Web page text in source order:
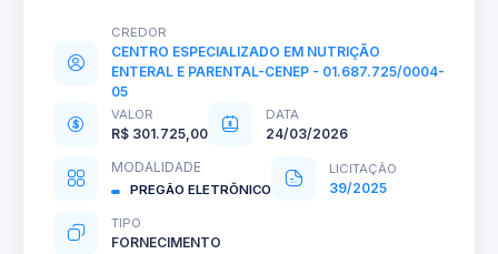
CREDOR
CENTRO ESPECIALIZADO EM NUTRIÇÃO
ENTERAL E PARENTAL-CENEP - 01.687.725/0004-
05
VALOR
R$ 301.725,00
DATA
24/03/2026
MODALIDADE
PREGÃO ELETRÔNICO
LICITAÇÃO
39/2025
TIPO
FORNECIMENTO